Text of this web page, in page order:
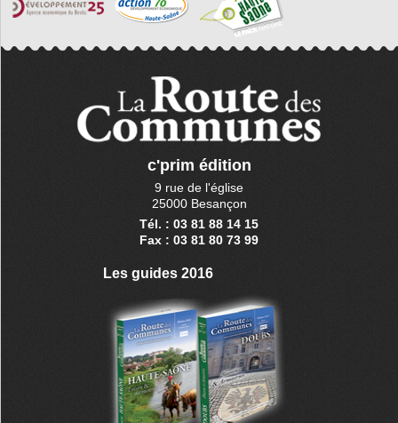
c'prim édition
9 rue de l'église
25000 Besançon
Tél. : 03 81 88 14 15
Fax : 03 81 80 73 99
Les guides 2016